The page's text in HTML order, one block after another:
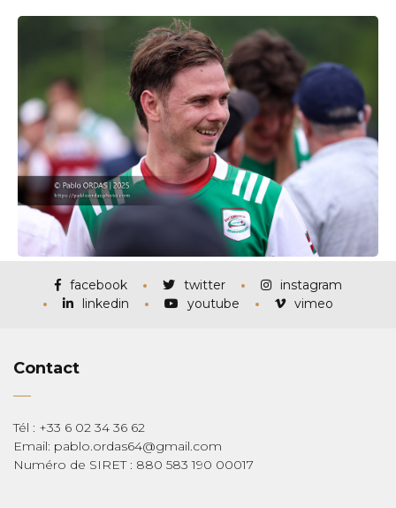
facebook twitter
instagram
linkedin
youtube vimeo
Contact
Tél : +33 6 02 34 36 62
Email: pablo.ordas64@gmail.com
Numéro de SIRET : 880 583 190 00017